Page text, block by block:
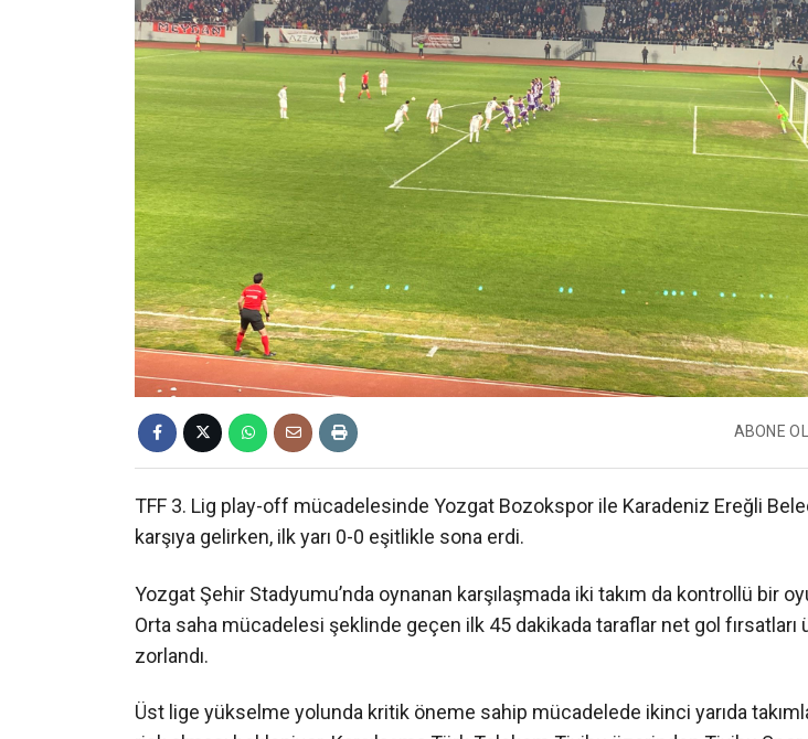
ABONE OL
TFF 3. Lig play-off mücadelesinde Yozgat Bozokspor ile Karadeniz Ereğli
karşıya gelirken, ilk yarı 0-0 eşitlikle sona erdi.
Yozgat Şehir Stadyumu’nda oynanan karşılaşmada iki takım da kontrollü bir
Orta saha mücadelesi şeklinde geçen ilk 45 dakikada taraflar net gol fırsatları
zorlandı.
Üst lige yükselme yolunda kritik öneme sahip mücadelede ikinci yarıda